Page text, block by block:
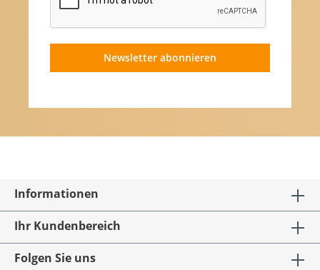
Newsletter abonnieren
Informationen
Ihr Kundenbereich
Folgen Sie uns